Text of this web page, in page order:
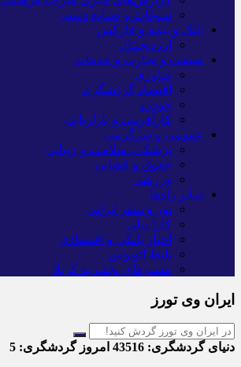
سوغات و صنایع دستی
بانک و بیمه و فارکس
ارزدیجیتال
صنعت و تجارت و خدمات
فناوری
اقتصاد گردشگری
خودرو
کارآفرینی و بازاریابی
عمومی و سرگرمی
پزشکی، سلامت و زیبایی
حقوق و قضایی
ورزشی
سایر راه‌ها
تور و سفر ایرانی
کارا دیلی
اخبار بانکی و اقتصادی
بلیط اتوبوس
مسیرهای نجف به کربلا
ایران وی تورز
دنیای گردشگری: امروز گردشگری: